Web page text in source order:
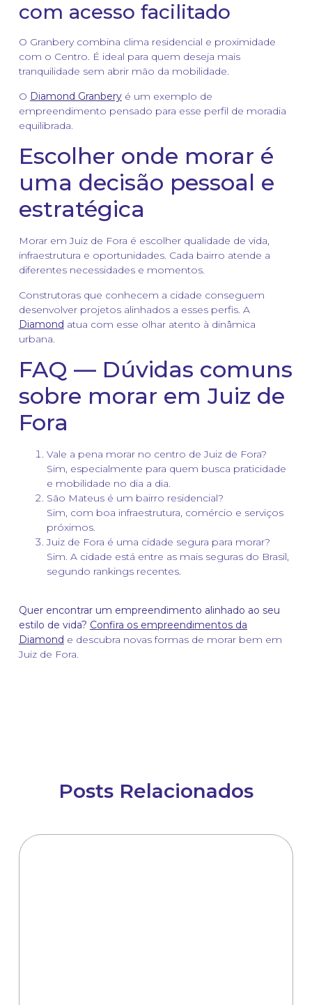
com acesso facilitado
O Granbery combina clima residencial e proximidade
com o Centro. É ideal para quem deseja mais
tranquilidade sem abrir mão da mobilidade.
O Diamond Granberyé um exemplo de
empreendimento pensado para esse perfil de moradia
equilibrada.
Escolher onde morar é
uma decisão pessoal e
estratégica
Morar em Juiz de Fora é escolher qualidade de vida,
infraestrutura e oportunidades. Cada bairro atende a
diferentes necessidades e momentos.
Construtoras que conhecem a cidade conseguem
desenvolver projetos alinhados a esses perfis. A
Diamond atua com esse olhar atento à dinâmica
urbana.
FAQ — Dúvidas comuns
sobre morar em Juiz de
Fora
Vale a pena morar no centro de Juiz de Fora?
Sim, especialmente para quem busca praticidade
e mobilidade no dia a dia.
São Mateus é um bairro residencial?
Sim, com boa infraestrutura, comércio e serviços
próximos.
Juiz de Fora é uma cidade segura para morar?
Sim. A cidade está entre as mais seguras do Brasil,
segundo rankings recentes.
Quer encontrar um empreendimento alinhado ao seu
estilo de vida? Confira os empreendimentos da
Diamond e descubra novas formas de morar bem em
Juiz de Fora.
Posts Relacionados